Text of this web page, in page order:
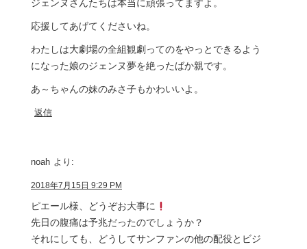
ジェンヌさんたちは本当に頑張ってますよ。
応援してあげてくださいね。
わたしは大劇場の全組観劇ってのをやっとできるよう
になった娘のジェンヌ夢を絶ったばか親です。
あ～ちゃんの妹のみさ子もかわいいよ。
返信
noah より:
2018年7月15日 9:29 PM
ピエール様、どうぞお大事に
先日の腹痛は予兆だったのでしょうか？
それにしても、どうしてサンファンの他の配役とビジ